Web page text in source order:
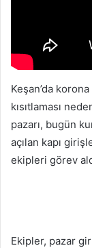
Keşan’da
kısıtlaması
pazarı, bugün
açılan kapı
ekipleri görev
Ekipler, pazar